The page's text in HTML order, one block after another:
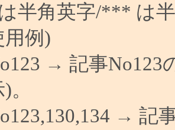
半角英字/*** は
用例)
→ 記事No123
。
→ 記